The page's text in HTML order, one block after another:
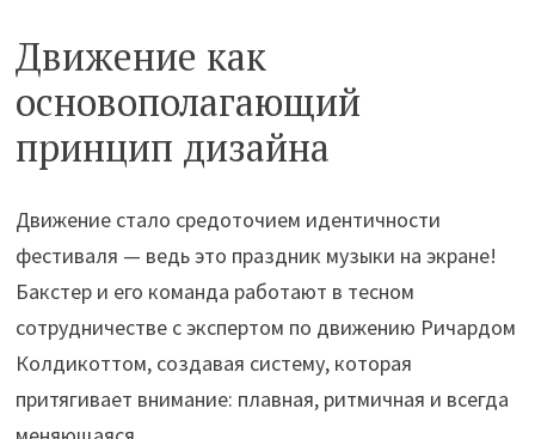
Движение как
основополагающий
принцип дизайна
Движение стало средоточием идентичности
фестиваля — ведь это праздник музыки на экране!
Бакстер и его команда работают в тесном
сотрудничестве с экспертом по движению Ричардом
Колдикоттом, создавая систему, которая
притягивает внимание: плавная, ритмичная и всегда